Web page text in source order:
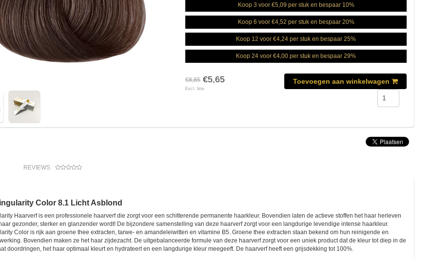
Koop 3 voor €5,09 per stuk en bespaar 10%
Koop 6 voor €4,52 per stuk en bespaar 20%
Koop 12 voor €4,24 per stuk en bespaar 25%
Koop 24 voor €4,00 per stuk en bespaar 29%
€8,85 €5,65
Excl. btw
Toevoegen aan winkelwagen
REVIEWS
Color 8.1 Licht Asblond
Haarverf is een professionele haarverf die zorgt voor een schitterende permanente haarkleur. Bovendien laten de actieve stoffen het haar herleven
gezonder, sterker en glanzender wordt! De bijzondere samenstelling van deze haarverf zorgt voor een langdurige levendige intense haarkleur.
Color is rijk aan groene thee extracten, tarwe- en amandeleiwitten en vitamine B5. Groene thee extracten staan bekend om hun reinigende en
Bovendien maken ze het haar zijdezacht. De uitgebalanceerde formule van deze haarverf zorgt voor een uniek product dat de kleur tot diep in de
doordringen, het haar optimaal kleurt en hydrateert en een langdurige kleur meegeeft. De haarverf heeft een grijsdekking tot 100%.